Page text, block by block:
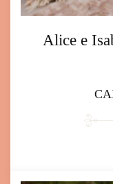
Alice e